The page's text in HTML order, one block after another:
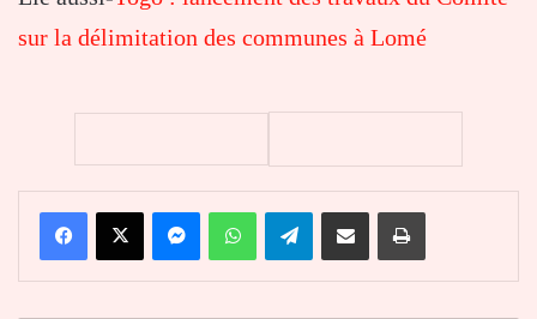
sur la délimitation des communes à Lomé
FacebookX MessengerWhatsAppTelegramPartager par email Imprimer